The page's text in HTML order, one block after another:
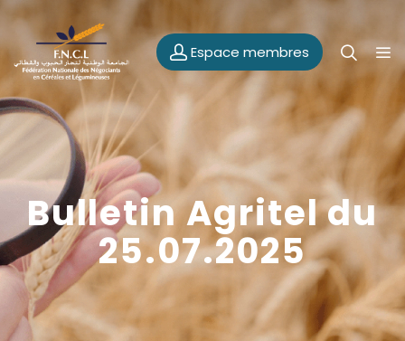
Espace membres
Bulletin Agritel du
25.07.2025